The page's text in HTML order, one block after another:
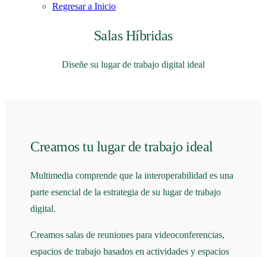
Regresar a Inicio
Salas Híbridas
Diseñe su lugar de trabajo digital ideal
Creamos tu lugar de trabajo ideal
Multimedia comprende que la interoperabilidad es una
parte esencial de la estrategia de su lugar de trabajo
digital.
Creamos salas de reuniones para videoconferencias,
espacios de trabajo basados en actividades y espacios